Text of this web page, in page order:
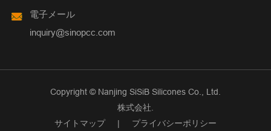
電子メール
inquiry@sinopcc.com
Copyright © Nanjing SiSiB Silicones Co., Ltd.
株式会社.
サイトマップ
| プライバシーポリシー